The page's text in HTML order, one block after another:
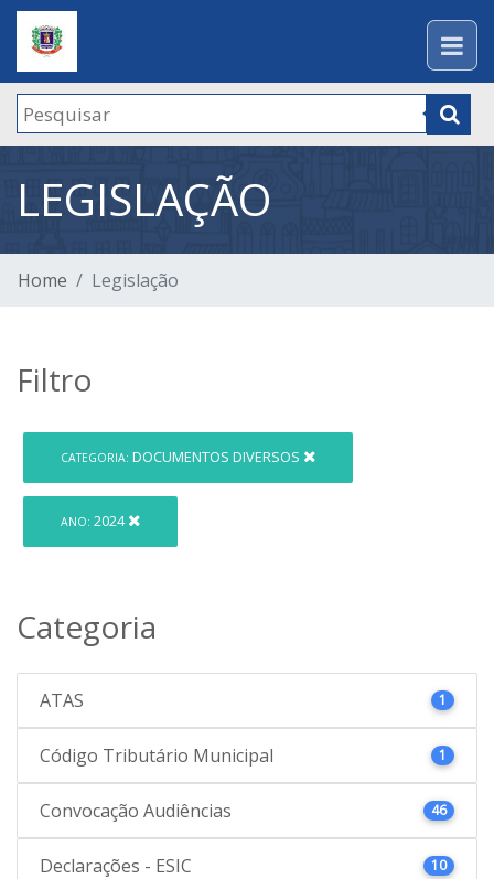
LEGISLAÇÃO
Home Legislação
Filtro
CATEGORIA: DOCUMENTOS DIVERSOS
ANO: 2024
Categoria
ATAS 1
Código Tributário Municipal 1
Convocação Audiências 46
Declarações - ESIC 10